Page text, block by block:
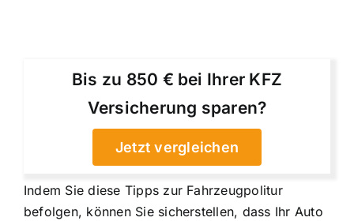
Bis zu 850 € bei Ihrer KFZ
Versicherung sparen?
Jetzt vergleichen
Indem Sie diese Tipps zur Fahrzeugpolitur
befolgen, können Sie sicherstellen, dass Ihr Auto